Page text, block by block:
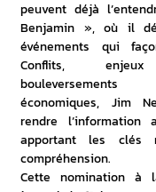
peuvent déjà
Benjamin », où il
événements qui
Conflits, enjeux
économiques, Jim
rendre l’information
apportant les clés
compréhension.
Cette nomination à